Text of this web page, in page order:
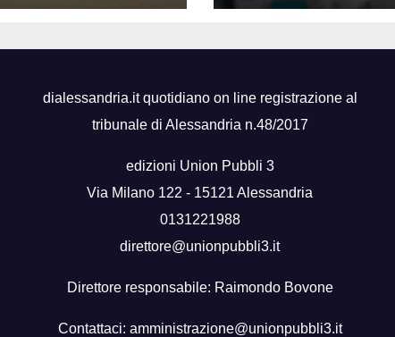
dialessandria.it quotidiano on line registrazione al
tribunale di Alessandria n.48/2017
edizioni Union Pubbli 3
Via Milano 122 - 15121 Alessandria
0131221988
direttore@unionpubbli3.it
Direttore responsabile: Raimondo Bovone
Contattaci: amministrazione@unionpubbli3.it